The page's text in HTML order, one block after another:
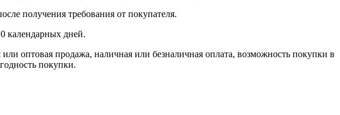
получения требования от покупателя.
календарных дней.
продажа, наличная или безналичная оплата, возможность покупки в
покупки.